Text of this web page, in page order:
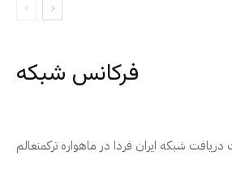
فرکانس شبکه